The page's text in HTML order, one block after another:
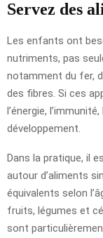
Servez des
Les enfants ont
nutriments, pas
notamment du fer,
des fibres. Si ces
l’énergie,
développement.
Dans la pratique, il
autour d’aliments
équivalents selon
fruits, légumes et
sont